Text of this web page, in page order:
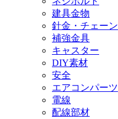
建具金物
針金・チェーン
補強金具
キャスター
DIY素材
安全
エアコンパーツ
電線
配線部材